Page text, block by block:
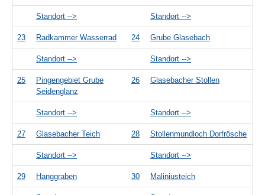
Standort --> Standort -->
23 Radkammer Wasserrad 24 Grube Glasebach
Standort --> Standort -->
25
Pingengebiet Grube
Seidenglanz
26 Glasebacher Stollen
Standort --> Standort -->
27 Glasebacher Teich 28 Stollenmundloch Dorfrösche
Standort --> Standort -->
29 Hanggraben 30 Maliniusteich